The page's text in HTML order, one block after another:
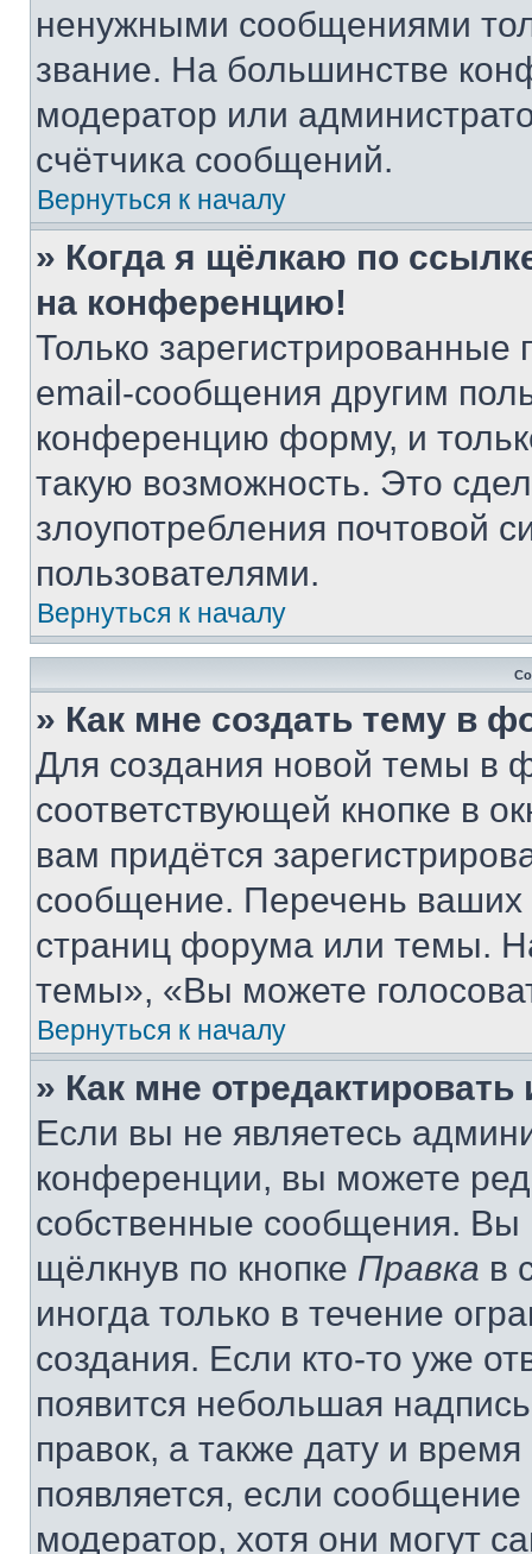
ненужными сообщениями
звание. На большинстве
модератор или
счётчика сообщений.
Вернуться к началу
» Когда я щёлкаю по
на конференцию!
Только зарегистрированные
email-сообщения другим
конференцию форму, и
такую возможность. Это
злоупотребления почтовой
пользователями.
Вернуться к началу
» Как мне создать тему в
Для создания новой темы в
соответствующей кнопке в
вам придётся
сообщение. Перечень ваших
страниц форума или темы.
темы», «Вы можете
Вернуться к началу
» Как мне
Если вы не являетесь
конференции, вы можете
собственные сообщения. Вы
щёлкнув по кнопке Правка в
иногда только в течение
создания. Если кто-то уже
появится небольшая
правок, а также дату и
появляется, если
модератор, хотя они могут